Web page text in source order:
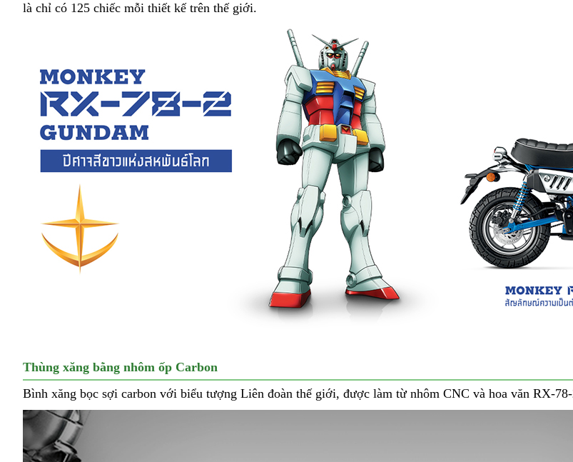
là chỉ có 125 chiếc mỗi thiết kế trên thế giới.
Thùng xăng bằng nhôm ốp Carbon
Bình xăng bọc sợi carbon với biểu tượng Liên đoàn thế giới, được làm từ nhôm CNC và hoa văn RX-